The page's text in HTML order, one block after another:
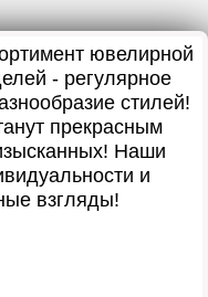
ювелирной
- регулярное
стилей!
прекрасным
Наши
и
взгляды!